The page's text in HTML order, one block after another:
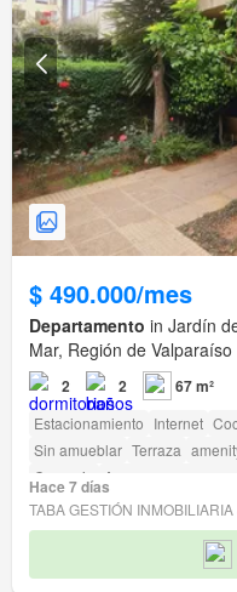
$ 490.000/mes
Departamento in Jardín
Mar, Región de Valparaíso
2 2 67 m²
Estacionamiento Internet
Sin amueblar Terraza
Conserje
Acceso para
Hace 7 días
TABA GESTIÓN